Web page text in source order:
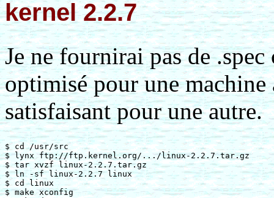
kernel 2.2.7
Je ne fournirai pas de
optimisé pour une machine
satisfaisant pour une autre.
$ cd /usr/src
$ lynx ftp://ftp.kernel.org/.../linux-2.2.7.tar.gz
$ tar xvzf linux-2.2.7.tar.gz
$ ln -sf linux-2.2.7 linux
$ cd linux
$ make xconfig